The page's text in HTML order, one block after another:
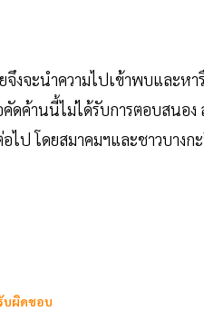
งจะนำความไปเข้าพบและห
ดค้านนี้ไม่ได้รับการตอบสนอ
ไป โดยสมาคมฯและชาวบาง
บผิดชอบ